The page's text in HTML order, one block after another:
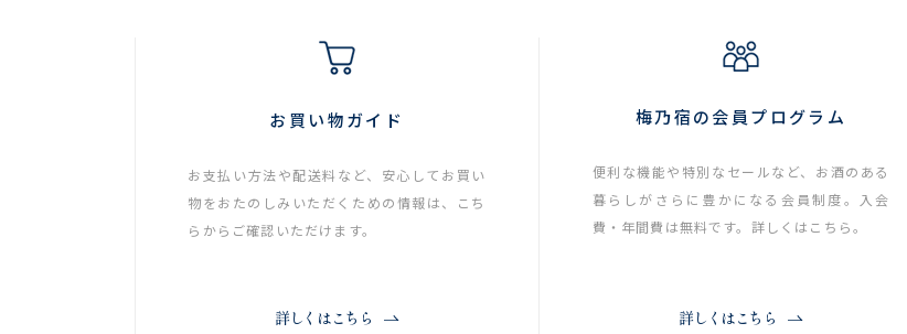
お買い物ガイド
お支払い方法や配送料など、安心してお買い
物をおたのしみいただくための情報は、こち
らからご確認いただけます。
詳しくはこちら
梅乃宿の会員プログラム
便利な機能や特別なセールなど、お酒のある
暮らしがさらに豊かになる会員制度。入会
費・年間費は無料です。詳しくはこちら。
詳しくはこちら